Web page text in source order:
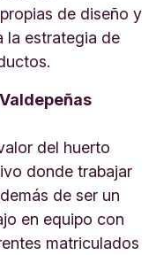
de diseño y
la estrategia de
del huerto
donde trabajar
de ser un
en equipo con
matriculados